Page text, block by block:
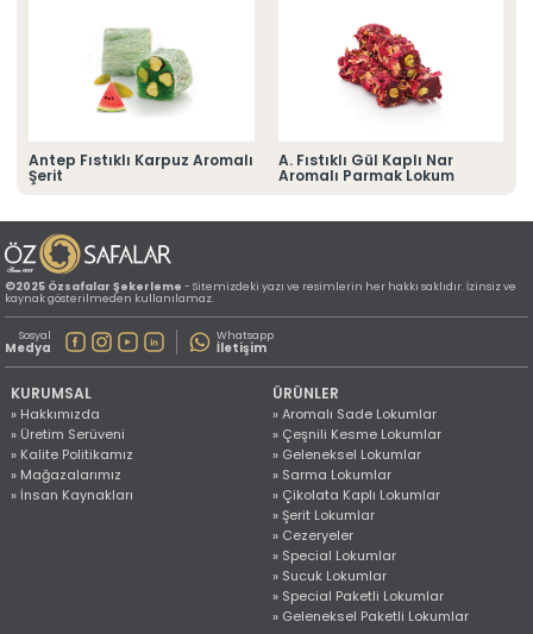
» Online Katalog
» İleitşim Bilgilerimiz
» Konum Bilgilerimiz
Antep Fıstıklı Karpuz Aromalı
Şerit
A. Fıstıklı Gül Kaplı Nar
Aromalı Parmak Lokum
©2025 Özsafalar Şekerleme- Sitemizdeki yazı ve resimlerin her hakkı saklıdır. İzinsiz ve
kaynak gösterilmeden kullanılamaz.
Sosyal
Medya
Whatsapp
İletişim
KURUMSAL
» Hakkımızda
» Üretim Serüveni
» Kalite Politikamız
» Mağazalarımız
» İnsan Kaynakları
ÜRÜNLER
» Aromalı Sade Lokumlar
» Çeşnili Kesme Lokumlar
» Geleneksel Lokumlar
» Sarma Lokumlar
» Çikolata Kaplı Lokumlar
» Şerit Lokumlar
» Cezeryeler
» Special Lokumlar
» Sucuk Lokumlar
» Special Paketli Lokumlar
» Geleneksel Paketli Lokumlar